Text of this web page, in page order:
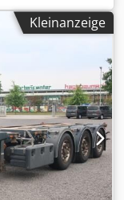
12.800 mm,
, Reifengröße:
BPW, ADR,
Luft-Lift,
1x20 / 2x20 /
Genset
2x
Adzek
Kleinanzeige